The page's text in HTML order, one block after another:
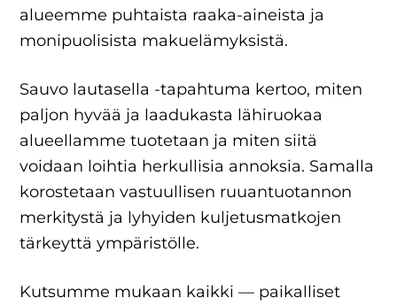
alueemme puhtaista raaka-aineista ja
monipuolisista makuelämyksistä.
Sauvo lautasella -tapahtuma kertoo, miten
paljon hyvää ja laadukasta lähiruokaa
alueellamme tuotetaan ja miten siitä
voidaan loihtia herkullisia annoksia. Samalla
korostetaan vastuullisen ruuantuotannon
merkitystä ja lyhyiden kuljetusmatkojen
tärkeyttä ympäristölle.
Kutsumme mukaan kaikki — paikalliset